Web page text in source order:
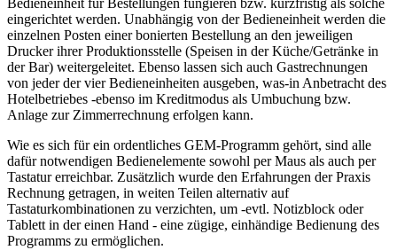
Bedieneinheit für Bestellungen fungieren bzw. kurzfristig als solche
eingerichtet werden. Unabhängig von der Bedieneinheit werden die
einzelnen Posten einer bonierten Bestellung an den jeweiligen
Drucker ihrer Produktionsstelle (Speisen in der Küche/Getränke in
der Bar) weitergeleitet. Ebenso lassen sich auch Gastrechnungen
von jeder der vier Bedieneinheiten ausgeben, was-in Anbetracht des
Hotelbetriebes -ebenso im Kreditmodus als Umbuchung bzw.
Anlage zur Zimmerrechnung erfolgen kann.
Wie es sich für ein ordentliches GEM-Programm gehört, sind alle
dafür notwendigen Bedienelemente sowohl per Maus als auch per
Tastatur erreichbar. Zusätzlich wurde den Erfahrungen der Praxis
Rechnung getragen, in weiten Teilen alternativ auf
Tastaturkombinationen zu verzichten, um -evtl. Notizblock oder
Tablett in der einen Hand - eine zügige, einhändige Bedienung des
Programms zu ermöglichen.